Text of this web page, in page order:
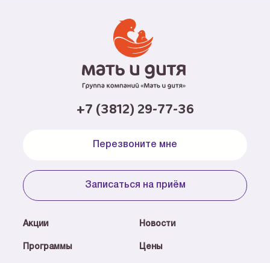
Акции
Программы
Новости
Цены
+7 (3812) 29-77-36
Перезвоните мне
Записаться на приём